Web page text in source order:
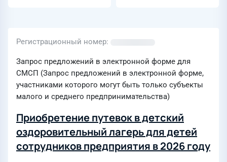
Регистрационный номер
Запрос предложений в электронной форме для
СМСП (Запрос предложений в электронной форме,
участниками которого могут быть только субъекты
малого и среднего предпринимательства)
Приобретение путевок в детский
оздоровительный лагерь для детей
сотрудников предприятия в 2026 году